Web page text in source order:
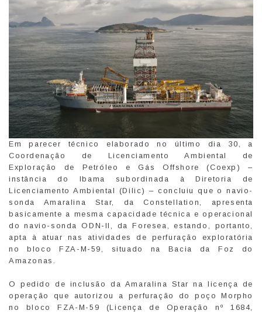
Em parecer técnico elaborado no último dia 30, a
Coordenação de Licenciamento Ambiental de
Exploração de Petróleo e Gás Offshore (Coexp) –
instância do Ibama subordinada à Diretoria de
Licenciamento Ambiental (Dilic) – concluiu que o navio-
sonda Amaralina Star, da Constellation, apresenta
basicamente a mesma capacidade técnica e operacional
do navio-sonda ODN-II, da Foresea, estando, portanto,
apta à atuar nas atividades de perfuração exploratória
no bloco FZA-M-59, situado na Bacia da Foz do
Amazonas.
O pedido de inclusão da Amaralina Star na licença de
operação que autorizou a perfuração do poço Morpho
no bloco FZA-M-59 (Licença de Operação nº 1684,